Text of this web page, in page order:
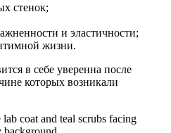
стенок;
и эластичности;
жизни.
в себе уверенна после
которых возникали